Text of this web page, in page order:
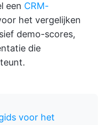
een CRM-
het vergelijken
demo-scores,
die
voor het